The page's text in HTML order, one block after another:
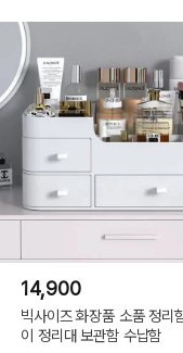
14,900
빅사이즈 화장품 소품 정리
이 정리대 보관함 수납함